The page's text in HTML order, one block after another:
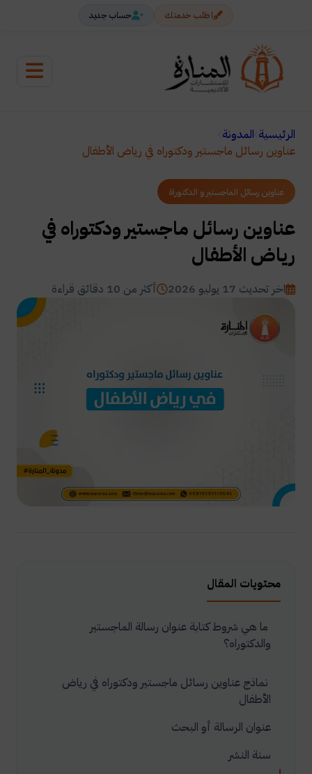
اطلب خدمتك حساب جديد
الرئيسية المدونة
عناوين رسائل ماجستير ودكتوراه في رياض الأطفال
عناوين رسائل الماجستير و الدكتوراة
عناوين رسائل ماجستير ودكتوراه في
رياض الأطفال
اخر تحديث 17 يوليو 2026 أكثر من 10 دقائق قراءة
محتويات المقال
ما هي شروط كتابة عنوان رسالة الماجستير
والدكتوراه؟
نماذج عناوين رسائل ماجستير ودكتوراه في رياض
الأطفال
عنوان الرسالة أو البحث
سنة النشر